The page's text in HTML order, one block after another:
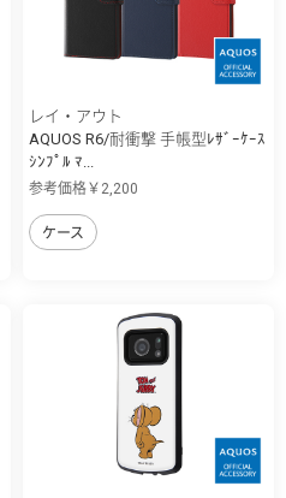
レイ・アウト
AQUOS R6/耐衝撃 手帳型ﾚｻﾞｰｹｰｽ
ｼﾝﾌﾟﾙ ﾏ...
参考価格￥2,200
ケース